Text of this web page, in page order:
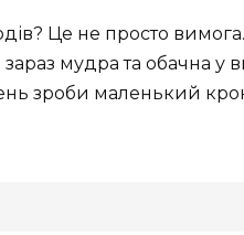
Це не просто
мудра та обачна у
зроби маленький